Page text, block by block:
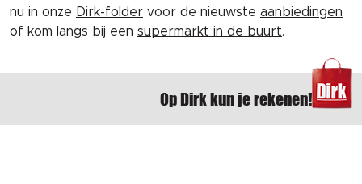
nu in onze Dirk-folder voor de nieuwste aanbiedingen
of kom langs bij een supermarkt in de buurt.
Op Dirk kun je rekenen!